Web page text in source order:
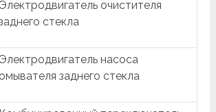
Электродвигатель очистителя
стекла
Электродвигатель насоса
омывателя заднего стекла